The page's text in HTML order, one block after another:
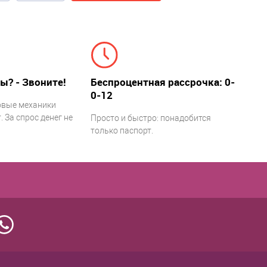
- Звоните!
механики
За спрос денег не
Беспроцентная рассрочка: 0-
0-12
Просто и быстро: понадобится
только паспорт.